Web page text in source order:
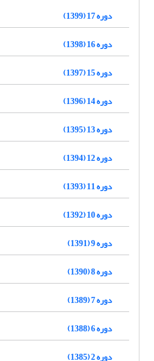
دوره 17 (1399)
دوره 16 (1398)
دوره 15 (1397)
دوره 14 (1396)
دوره 13 (1395)
دوره 12 (1394)
دوره 11 (1393)
دوره 10 (1392)
دوره 9 (1391)
دوره 8 (1390)
دوره 7 (1389)
دوره 6 (1388)
دوره 2 (1385)